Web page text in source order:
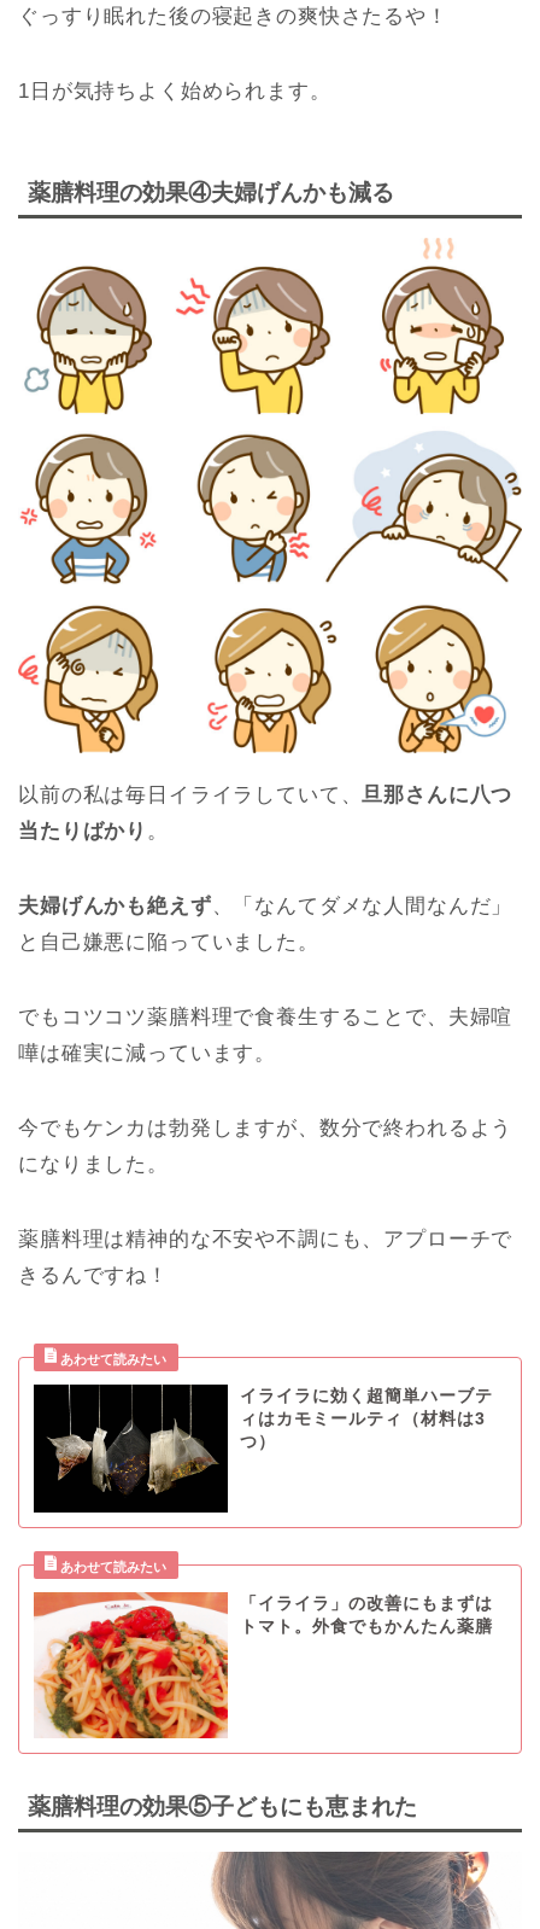
ぐっすり眠れた後の寝起きの爽快さたるや！
1日が気持ちよく始められます。
薬膳料理の効果④夫婦げんかも減る
以前の私は毎日イライラしていて、旦那さんに八つ
当たりばかり 。
夫婦げんかも絶えず、「なんてダメな人間なんだ」
と自己嫌悪に陥っていました。
でもコツコツ薬膳料理で食養生することで、夫婦喧
嘩は確実に減っています。
今でもケンカは勃発しますが、数分で終われるよう
になりました。
薬膳料理は精神的な不安や不調にも、アプローチで
きるんですね！
イライラに効く超簡単ハーブテ
ィはカモミールティ（材料は3
つ）
「イライラ」の改善にもまずは
トマト。外食でもかんたん薬膳
薬膳料理の効果⑤子どもにも恵まれた